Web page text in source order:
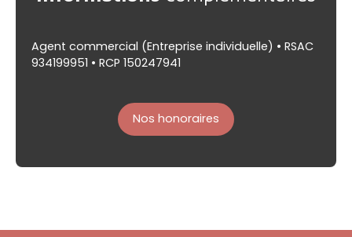
Agent commercial (Entreprise individuelle) • RSAC
934199951 • RCP 150247941
Nos honoraires